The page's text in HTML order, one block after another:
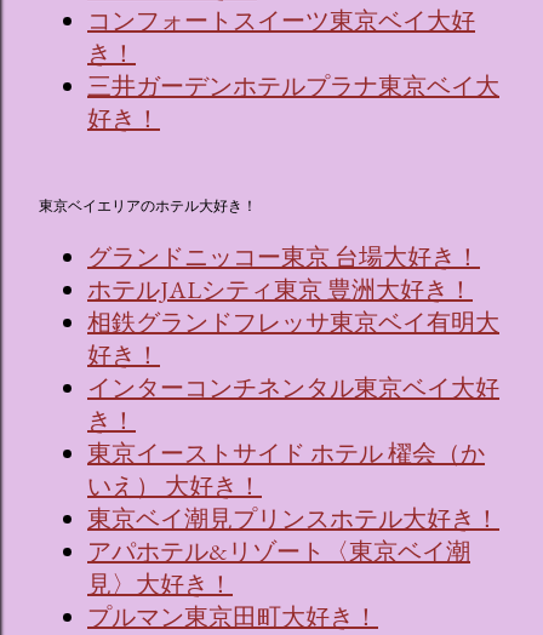
コンフォートスイーツ東京ベイ大好
き！
三井ガーデンホテルプラナ東京ベイ大
好き！
東京ベイエリアのホテル大好き！
グランドニッコー東京 台場大好き！
ホテルJALシティ東京 豊洲大好き！
相鉄グランドフレッサ東京ベイ有明大
好き！
インターコンチネンタル東京ベイ大好
き！
東京イーストサイド ホテル 櫂会（か
いえ） 大好き！
東京ベイ潮見プリンスホテル大好き！
アパホテル&リゾート〈東京ベイ潮
見〉大好き！
プルマン東京田町大好き！